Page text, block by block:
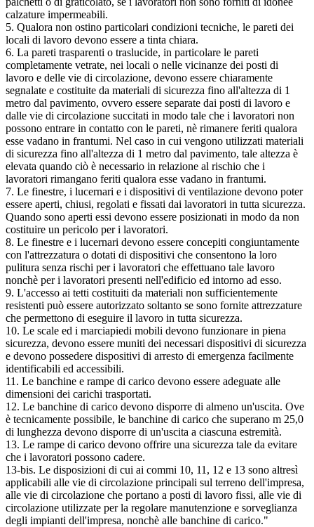
calzature impermeabili.
5. Qualora non ostino particolari condizioni tecniche, le pareti dei
locali di lavoro devono essere a tinta chiara.
6. La pareti trasparenti o traslucide, in particolare le pareti
completamente vetrate, nei locali o nelle vicinanze dei posti di
lavoro e delle vie di circolazione, devono essere chiaramente
segnalate e costituite da materiali di sicurezza fino all'altezza di 1
metro dal pavimento, ovvero essere separate dai posti di lavoro e
dalle vie di circolazione succitati in modo tale che i lavoratori non
possono entrare in contatto con le pareti, nè rimanere feriti qualora
esse vadano in frantumi. Nel caso in cui vengono utilizzati materiali
di sicurezza fino all'altezza di 1 metro dal pavimento, tale altezza è
elevata quando ciò è necessario in relazione al rischio che i
lavoratori rimangano feriti qualora esse vadano in frantumi.
7. Le finestre, i lucernari e i dispositivi di ventilazione devono poter
essere aperti, chiusi, regolati e fissati dai lavoratori in tutta sicurezza.
Quando sono aperti essi devono essere posizionati in modo da non
costituire un pericolo per i lavoratori.
8. Le finestre e i lucernari devono essere concepiti congiuntamente
con l'attrezzatura o dotati di dispositivi che consentono la loro
pulitura senza rischi per i lavoratori che effettuano tale lavoro
nonchè per i lavoratori presenti nell'edificio ed intorno ad esso.
9. L'accesso ai tetti costituiti da materiali non sufficientemente
resistenti può essere autorizzato soltanto se sono fornite attrezzature
che permettono di eseguire il lavoro in tutta sicurezza.
10. Le scale ed i marciapiedi mobili devono funzionare in piena
sicurezza, devono essere muniti dei necessari dispositivi di sicurezza
e devono possedere dispositivi di arresto di emergenza facilmente
identificabili ed accessibili.
11. Le banchine e rampe di carico devono essere adeguate alle
dimensioni dei carichi trasportati.
12. Le banchine di carico devono disporre di almeno un'uscita. Ove
è tecnicamente possibile, le banchine di carico che superano m 25,0
di lunghezza devono disporre di un'uscita a ciascuna estremità.
13. Le rampe di carico devono offrire una sicurezza tale da evitare
che i lavoratori possono cadere.
13-bis. Le disposizioni di cui ai commi 10, 11, 12 e 13 sono altresì
applicabili alle vie di circolazione principali sul terreno dell'impresa,
alle vie di circolazione che portano a posti di lavoro fissi, alle vie di
circolazione utilizzate per la regolare manutenzione e sorveglianza
degli impianti dell'impresa, nonchè alle banchine di carico."